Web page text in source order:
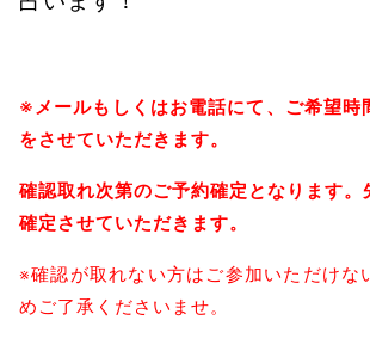
※メールもしくはお電話にて、ご希望時
をさせていただきます。
確認取れ次第のご予約確定となります。
確定させていただきます。
※確認が取れない方はご参加いただけな
めご了承くださいませ。